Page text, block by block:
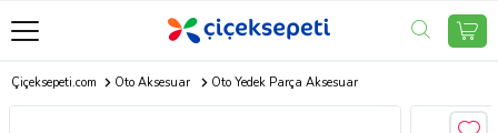
Çiçeksepeti.com Oto Aksesuar Oto Yedek Parça Aksesuar